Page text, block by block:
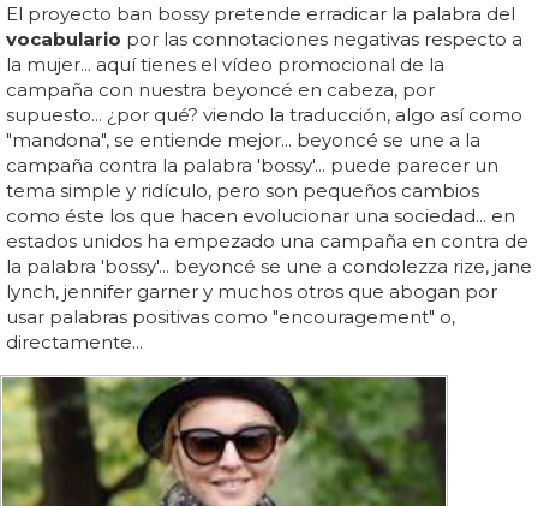
El proyecto ban bossy pretende erradicar la palabra del
vocabulario por las connotaciones negativas respecto a
la mujer... aquí tienes el vídeo promocional de la
campaña con nuestra beyoncé en cabeza, por
supuesto... ¿por qué? viendo la traducción, algo así como
"mandona", se entiende mejor... beyoncé se une a la
campaña contra la palabra 'bossy'... puede parecer un
tema simple y ridículo, pero son pequeños cambios
como éste los que hacen evolucionar una sociedad... en
estados unidos ha empezado una campaña en contra de
la palabra 'bossy'... beyoncé se une a condolezza rize, jane
lynch, jennifer garner y muchos otros que abogan por
usar palabras positivas como "encouragement" o,
directamente...